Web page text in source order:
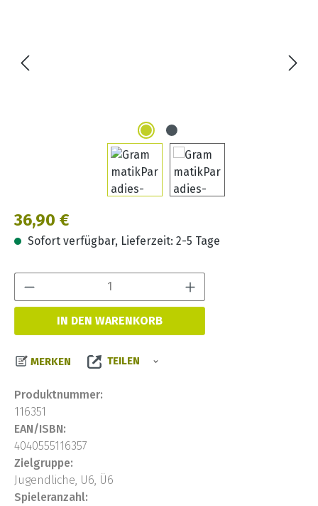
Regulärer Preis:
36,90 €
Sofort verfügbar, Lieferzeit: 2-5 Tage
IN DEN WARENKORB
MERKEN TEILEN
Produktnummer:
116351
EAN/ISBN:
4040555116357
Zielgruppe:
Jugendliche, U6, Ü6
Spieleranzahl: